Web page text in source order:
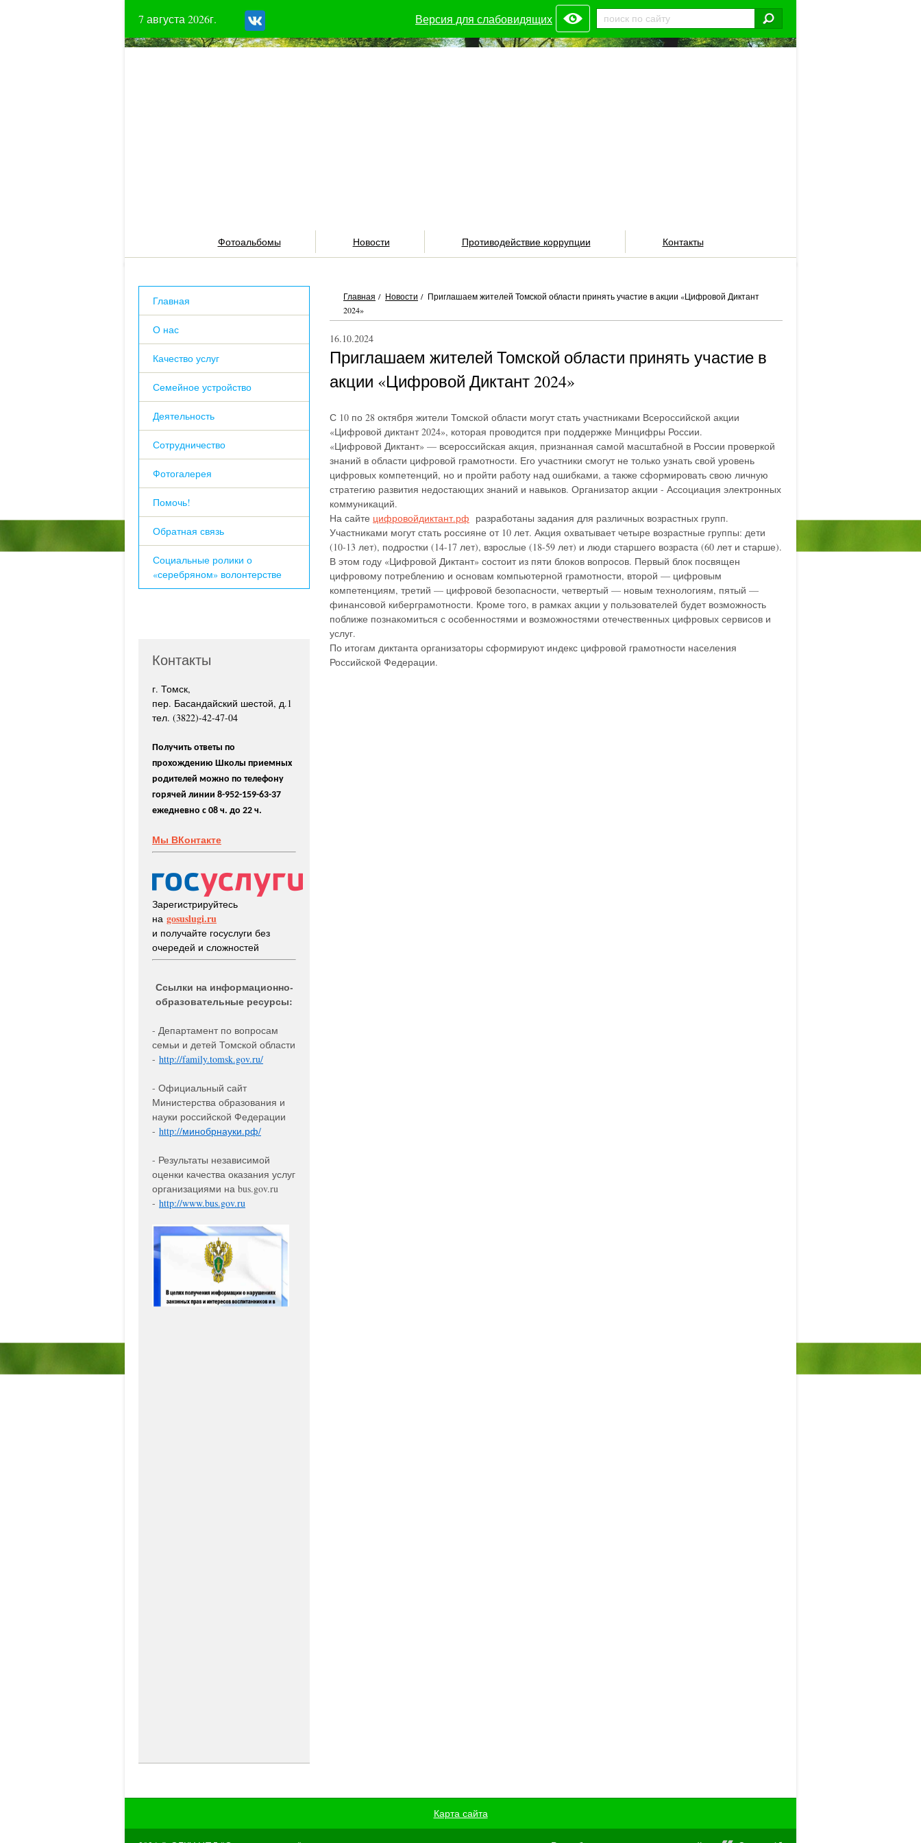
7 августа 2026г. Версия для слабовидящих
Фотоальбомы Новости Противодействие коррупции Контакты
Главная / Новости / Приглашаем жителей Томской области принять участие в акции «Цифровой Диктант
2024»
16.10.2024
Приглашаем жителей Томской области принять участие в
акции «Цифровой Диктант 2024»
С 10 по 28 октября жители Томской области могут стать участниками Всероссийской акции
«Цифровой диктант 2024», которая проводится при поддержке Минцифры России.
«Цифровой Диктант» — всероссийская акция, признанная самой масштабной в России проверкой
знаний в области цифровой грамотности. Его участники смогут не только узнать свой уровень
цифровых компетенций, но и пройти работу над ошибками, а также сформировать свою личную
стратегию развития недостающих знаний и навыков. Организатор акции - Ассоциация электронных
коммуникаций.
На сайте цифровойдиктант.рф разработаны задания для различных возрастных групп.
Участниками могут стать россияне от 10 лет. Акция охватывает четыре возрастные группы: дети
(10-13 лет), подростки (14-17 лет), взрослые (18-59 лет) и люди старшего возраста (60 лет и старше).
В этом году «Цифровой Диктант» состоит из пяти блоков вопросов. Первый блок посвящен
цифровому потреблению и основам компьютерной грамотности, второй — цифровым
компетенциям, третий — цифровой безопасности, четвертый — новым технологиям, пятый —
финансовой киберграмотности. Кроме того, в рамках акции у пользователей будет возможность
поближе познакомиться с особенностями и возможностями отечественных цифровых сервисов и
услуг.
По итогам диктанта организаторы сформируют индекс цифровой грамотности населения
Российской Федерации.
Главная
О нас
Качество услуг
Семейное устройство
Деятельность
Сотрудничество
Фотогалерея
Помочь!
Обратная связь
Социальные ролики о
«серебряном» волонтерстве
Контакты
г. Томск,
пер. Басандайский шестой, д.1
тел. (3822)-42-47-04
Получить ответы по
прохождению Школы приемных
родителей можно по телефону
горячей линии 8-952-159-63-37
ежедневно с 08 ч. до 22 ч.
Мы ВКонтакте
Зарегистрируйтесь
на gosuslugi.ru
и получайте госуслуги без
очередей и сложностей
Ссылки на информационно-
образовательные ресурсы:
- Департамент по вопросам
семьи и детей Томской области
- http://family.tomsk.gov.ru/
- Официальный сайт
Министерства образования и
науки российской Федерации
- http://минобрнауки.рф/
- Результаты независимой
оценки качества оказания услуг
организациями на bus.gov.ru
- http://www.bus.gov.ru
Карта сайта